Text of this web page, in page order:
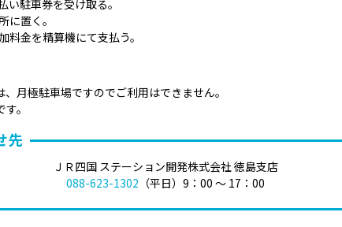
駐車券を受け取る。
に置く。
金を精算機にて支払う。
月極駐車場ですのでご利用はできません。
。
先
ＪＲ四国 ステーション開発株式会社 徳島支店
088-623-1302 （平日）9：00 ～ 17：00